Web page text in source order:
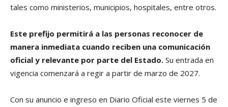
tales como ministerios, municipios, hospitales, entre otros.
Este prefijo permitirá a las personas reconocer de
manera inmediata cuando reciben una comunicación
oficial y relevante por parte del Estado. Su entrada en
vigencia comenzará a regir a partir de marzo de 2027.
Con su anuncio e ingreso en Diario Oficial este viernes 5 de